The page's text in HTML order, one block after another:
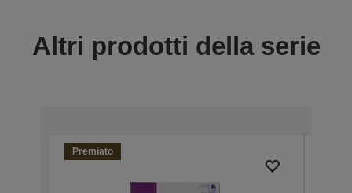
Altri prodotti della serie
Premiato